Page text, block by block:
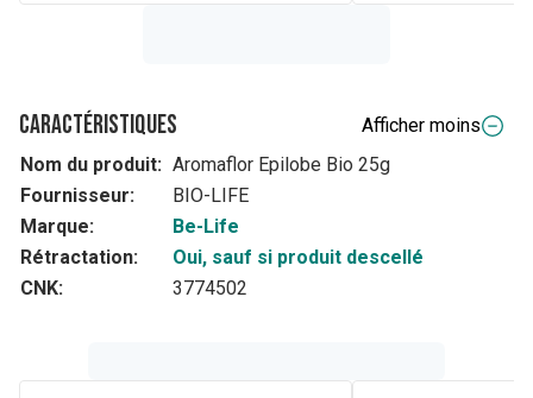
Caractéristiques
Afficher moins
Nom du produit: Aromaflor Epilobe Bio 25g
Fournisseur:
BIO-LIFE
Marque:
Be-Life
Rétractation:
Oui, sauf si produit descellé
CNK:
3774502